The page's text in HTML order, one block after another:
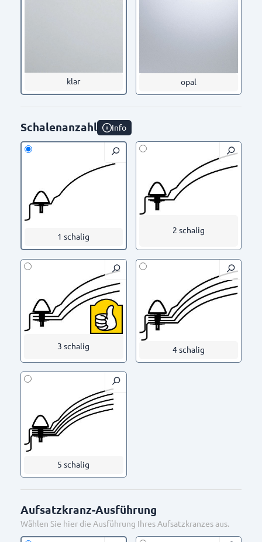
klar opal
Schalenanzahl Info
1 schalig
2 schalig
3 schalig 4 schalig
5 schalig
Aufsatzkranz-Ausführung
Wählen Sie hier die Ausführung Ihres Aufsatzkranzes aus.